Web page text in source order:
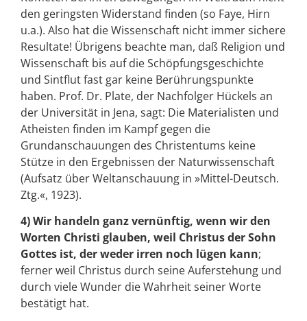
den geringsten Widerstand finden (so Faye, Hirn
u.a.). Also hat die Wissenschaft nicht immer sichere
Resultate! Übrigens beachte man, daß Religion und
Wissenschaft bis auf die Schöpfungsgeschichte
und Sintflut fast gar keine Berührungspunkte
haben. Prof. Dr. Plate, der Nachfolger Hückels an
der Universität in Jena, sagt: Die Materialisten und
Atheisten finden im Kampf gegen die
Grundanschauungen des Christentums keine
Stütze in den Ergebnissen der Naturwissenschaft
(Aufsatz über Weltanschauung in »Mittel-Deutsch.
Ztg.«, 1923).
4) Wir handeln ganz vernünftig, wenn wir den
Worten Christi glauben, weil Christus der Sohn
Gottes ist, der weder irren noch lügen kann;
ferner weil Christus durch seine Auferstehung und
durch viele Wunder die Wahrheit seiner Worte
bestätigt hat.